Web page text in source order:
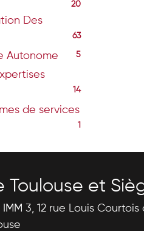
20
Des
63
Autonome 5
14
de services
1
Toulouse et
IMM 3, 12 rue Louis